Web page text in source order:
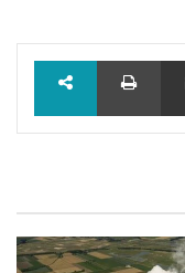
مشاركة عبر البريد طباعة